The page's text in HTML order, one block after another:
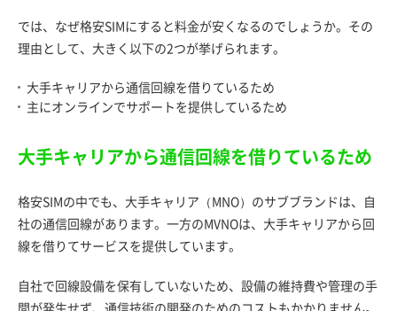
では、なぜ格安SIMにすると料金が安くなるのでしょうか。その
理由として、大きく以下の2つが挙げられます。
大手キャリアから通信回線を借りているため
主にオンラインでサポートを提供しているため
大手キャリアから通信回線を借りているため
格安SIMの中でも、大手キャリア（MNO）のサブブランドは、自
社の通信回線があります。一方のMVNOは、大手キャリアから回
線を借りてサービスを提供しています。
自社で回線設備を保有していないため、設備の維持費や管理の手